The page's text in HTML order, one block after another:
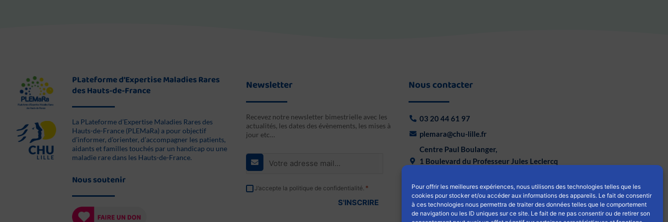
Pour offrir les meilleures expériences, nous utilisons des technologies telles que les
cookies pour stocker et/ou accéder aux informations des appareils. Le fait de consentir
à ces technologies nous permettra de traiter des données telles que le comportement
de navigation ou les ID uniques sur ce site. Le fait de ne pas consentir ou de retirer son
PLateforme d’Expertise Maladies Rares
des Hauts-de-France
La PLateforme d’Expertise Maladies Rares des
Hauts-de-France (PLEMaRa) a pour objectif
d’informer, d’orienter, d’accompagner les patients,
aidants et familles touchés par un handicap ou une
maladie rare dans les Hauts-de-France.
Nous soutenir
Newsletter
Recevez notre newsletter bimestrielle avec les
actualités, les dates des évènements, les mises à
jour etc…
E-
mail
RGPD
J’accepte la politique de confidentialité. *
Nous contacter
03 20 44 61 97
plemara@chu-lille.fr
Centre Paul Boulanger,
1 Boulevard du Professeur Jules Leclercq
F
a
L
i
Y
o